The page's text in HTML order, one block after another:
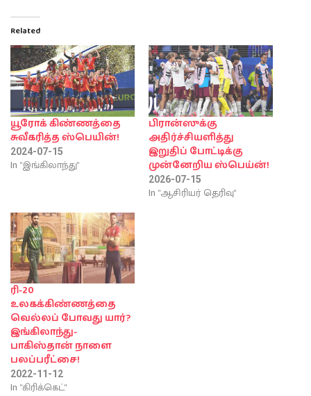
Related
யூரோக் கிண்ணத்தை
சுவீகரித்த ஸ்பெயின்!
2024-07-15
In "இங்கிலாந்து"
பிரான்ஸுக்கு
அதிர்ச்சியளித்து
இறுதிப் போட்டிக்கு
முன்னேறிய ஸ்பெய்ன்!
2026-07-15
In "ஆசிரியர் தெரிவு"
ரி-20
உலகக்கிண்ணத்தை
வெல்லப் போவது யார்?
இங்கிலாந்து-
பாகிஸ்தான் நாளை
பலப்பரீட்சை!
2022-11-12
In "கிரிக்கெட்"